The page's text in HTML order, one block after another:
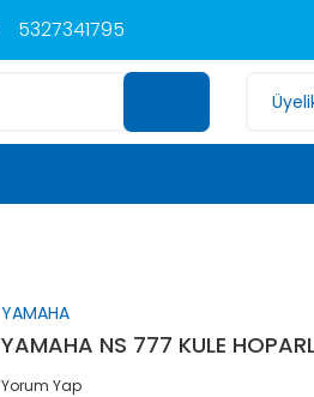
5327341795
YAMAHA
YAMAHA NS 777 KULE
Yorum Yap